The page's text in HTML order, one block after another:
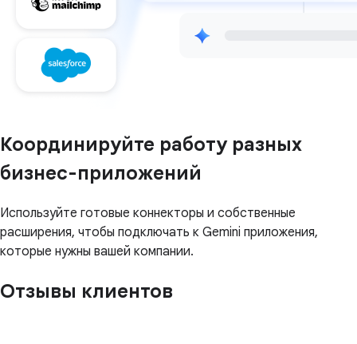
Координируйте работу разных
бизнес-приложений
Используйте готовые коннекторы и собственные
расширения, чтобы подключать к Gemini приложения,
которые нужны вашей компании.
Отзывы клиентов